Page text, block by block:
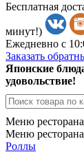
Бесплатная
минут!)
Ежедневно с
Заказать
Японские
удовольствие!
Меню ресторана
Меню ресторана
Роллы